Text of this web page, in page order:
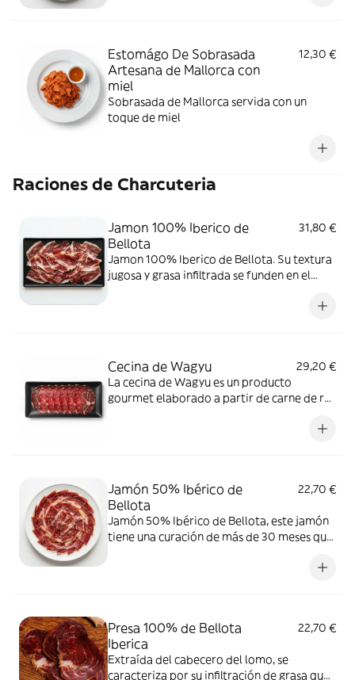
Estomágo De Sobrasada
Artesana de Mallorca con
miel
12,30 €
Sobrasada de Mallorca servida con un
toque de miel
Raciones de Charcuteria
Jamon 100% Iberico de
Bellota
31,80 €
Jamon 100% Iberico de Bellota. Su textura
jugosa y grasa infiltrada se funden en el
Cecina de Wagyu
29,20 €
La cecina de Wagyu es un producto
gourmet elaborado a partir de carne de res
Jamón 50% Ibérico de
Bellota
22,70 €
Jamón 50% Ibérico de Bellota, este jamón
tiene una curación de más de 30 meses que
Presa 100% de Bellota
Iberica
22,70 €
Extraída del cabecero del lomo, se
caracteriza por su infiltración de grasa que